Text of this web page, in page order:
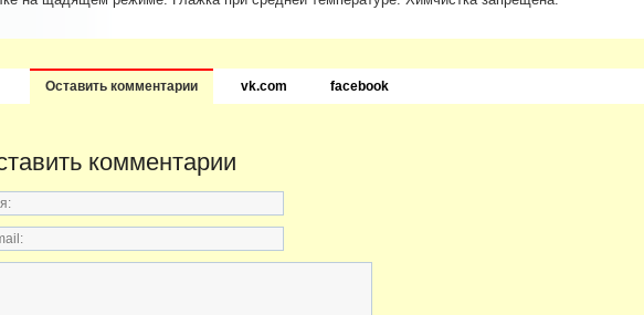
Оставить комментарии vk.com facebook
комментарии